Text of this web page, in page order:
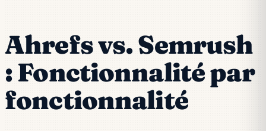
Ahrefs vs. Semrush
: Fonctionnalité par
fonctionnalité